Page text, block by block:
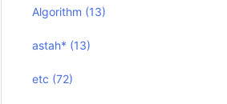
Algorithm (13)
astah* (13)
etc (72)